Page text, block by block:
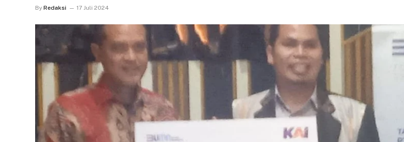
By Redaksi 17 Juli 2024